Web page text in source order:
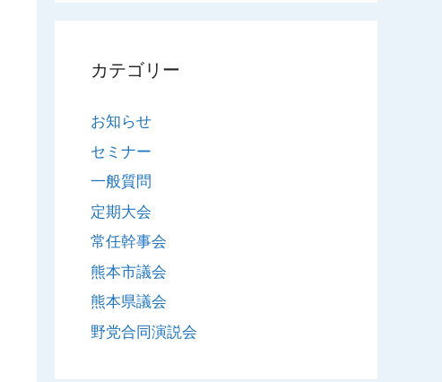
カテゴリー
お知らせ
セミナー
一般質問
定期大会
常任幹事会
熊本市議会
熊本県議会
野党合同演説会